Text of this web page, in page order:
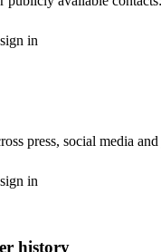
in
press, social media
in
history